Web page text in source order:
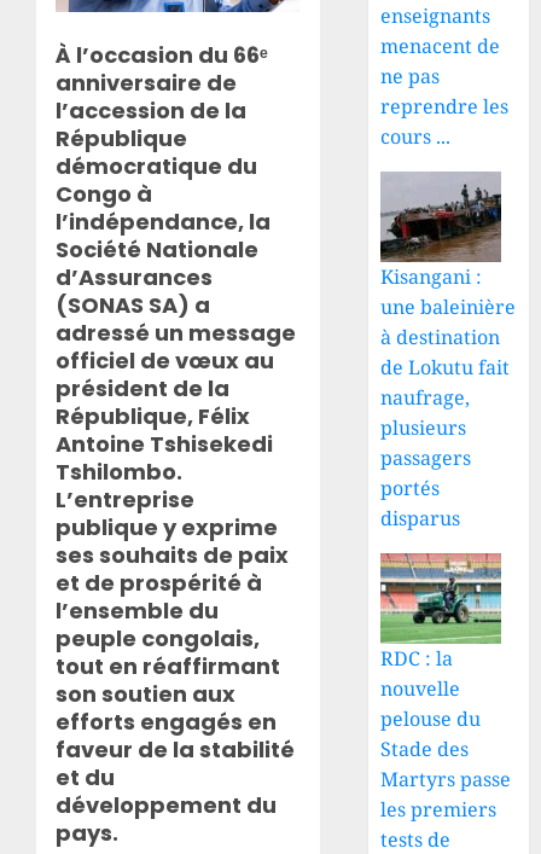
À l’occasion du 66ᵉ
anniversaire de
l’accession de la
République
démocratique du
Congo à
l’indépendance, la
Société Nationale
d’Assurances
(SONAS SA) a
adressé un message
officiel de vœux au
président de la
République, Félix
Antoine Tshisekedi
Tshilombo.
L’entreprise
publique y exprime
ses souhaits de paix
et de prospérité à
l’ensemble du
peuple congolais,
tout en réaffirmant
son soutien aux
efforts engagés en
faveur de la stabilité
et du
développement du
pays.
enseignants
menacent de
ne pas
reprendre les
cours ...
Kisangani :
une baleinière
à destination
de Lokutu fait
naufrage,
plusieurs
passagers
portés
disparus
RDC : la
nouvelle
pelouse du
Stade des
Martyrs passe
les premiers
tests de